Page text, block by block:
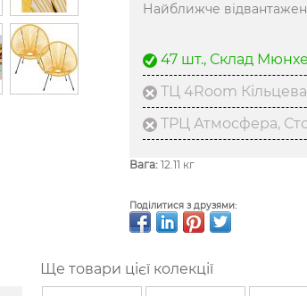
Найближче
47 шт., Склад
ТЦ 4Room
ТРЦ Атмосфера,
Вага: 12.11 кг
Поділитися з друзями:
Ще товари цієї колекції